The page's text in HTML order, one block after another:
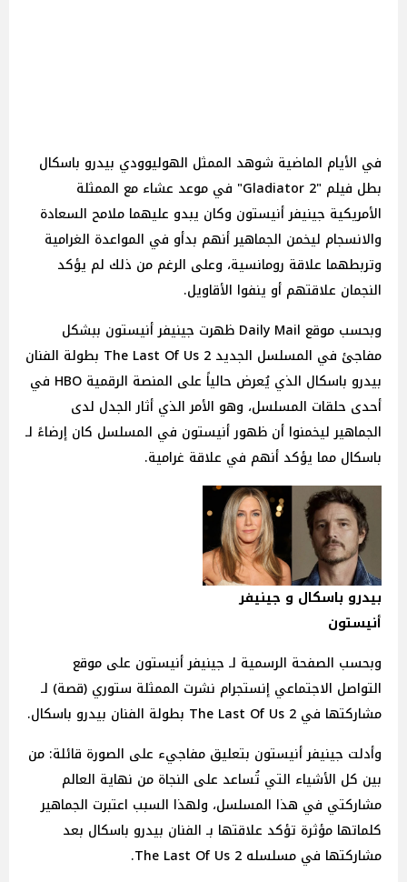
في الأيام الماضية شوهد الممثل الهوليوودي بيدرو باسكال
بطل فيلم "Gladiator 2" في موعد عشاء مع الممثلة
الأمريكية جينيفر أنيستون وكان يبدو عليهما ملامح السعادة
والانسجام ليخمن الجماهير أنهم بدأو في المواعدة الغرامية
وتربطهما علاقة رومانسية، وعلى الرغم من ذلك لم يؤكد
النجمان علاقتهم أو ينفوا الأقاويل.
وبحسب موقع Daily Mail ظهرت جينيفر أنيستون ببشكل
مفاجئ في المسلسل الجديد The Last Of Us 2 بطولة الفنان
بيدرو باسكال الذي يُعرض حالياً على المنصة الرقمية HBO في
أحدى حلقات المسلسل، وهو الأمر الذي أثار الجدل لدى
الجماهير ليخمنوا أن ظهور أنيستون في المسلسل كان إرضاءً لـ
باسكال مما يؤكد أنهم في علاقة غرامية.
بيدرو باسكال و جينيفر
أنيستون
وبحسب الصفحة الرسمية لـ جينيفر أنيستون على موقع
التواصل الاجتماعي إنستجرام نشرت الممثلة ستوري (قصة) لـ
مشاركتها في The Last Of Us 2 بطولة الفنان بيدرو باسكال.
وأدلت جينيفر أنيستون بتعليق مفاجيء على الصورة قائلة: من
بين كل الأشياء التي تُساعد على النجاة من نهاية العالم
مشاركتي في هذا المسلسل، ولهذا السبب اعتبرت الجماهير
كلماتها مؤثرة تؤكد علاقتها بـ الفنان بيدرو باسكال بعد
مشاركتها في مسلسله The Last Of Us 2.